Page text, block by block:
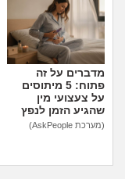
מדברים על זה
פתוח: 5 מיתוסים
על צעצועי מין
שהגיע הזמן לנפץ
(מערכת AskPeople)